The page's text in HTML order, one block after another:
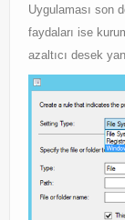
Uygulaması son
faydaları ise
azaltıcı desek